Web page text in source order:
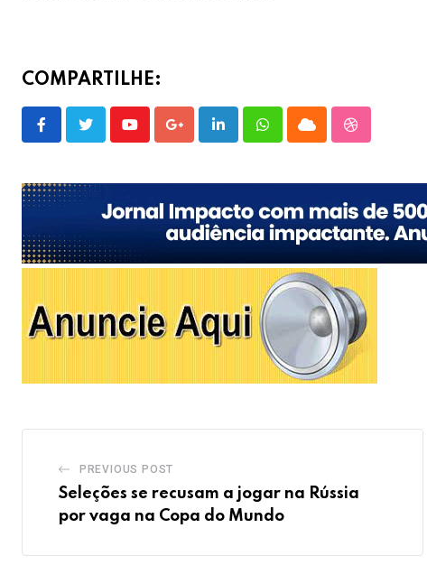
COMPARTILHE:
YoutubeGoogle+LinkedInWhatsappCloud StumbleUpon
PREVIOUS POST
Seleções se recusam a jogar na Rússia
por vaga na Copa do Mundo